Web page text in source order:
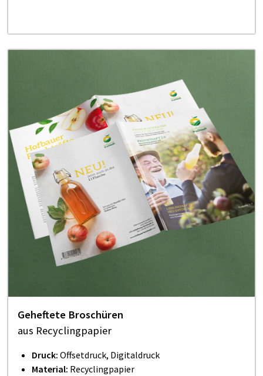
Geheftete Broschüren
aus Recyclingpapier
Druck: Offsetdruck, Digitaldruck
Material: Recyclingpapier